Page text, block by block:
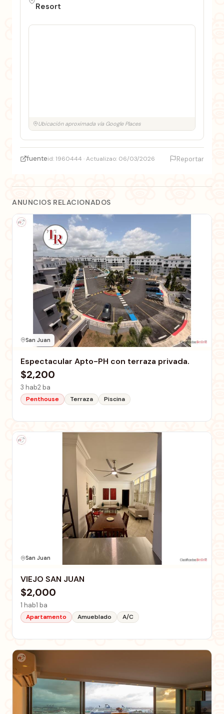
Resort
Ubicación aproximada vía Google Places
fuenteid: 1960444 · Actualizao: 06/03/2026 Reportar
ANUNCIOS RELACIONADOS
San Juan
Espectacular Apto-PH con terraza privada.
$2,200
3 hab2 ba
Penthouse Terraza Piscina
San Juan
VIEJO SAN JUAN
$2,000
1 hab1 ba
Apartamento Amueblado A/C